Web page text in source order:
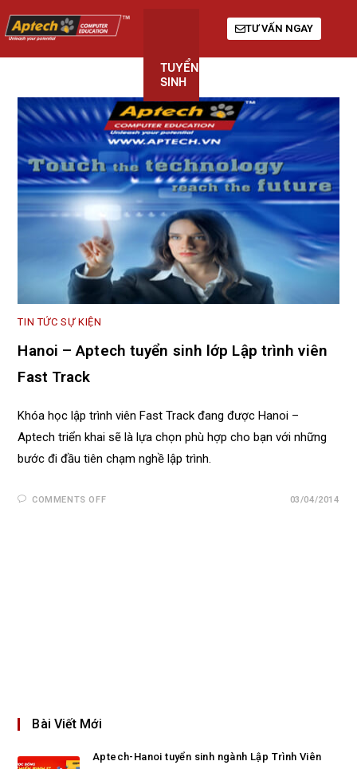
TUYỂN
SINH
TƯ VẤN NGAY
TIN TỨC SỰ KIỆN
Hanoi – Aptech tuyển sinh lớp Lập trình viên
Fast Track
Khóa học lập trình viên Fast Track đang được Hanoi –
Aptech triển khai sẽ là lựa chọn phù hợp cho bạn với những
bước đi đầu tiên chạm nghề lập trình.
COMMENTS OFF 03/04/2014
Bài Viết Mới
Aptech-Hanoi tuyển sinh ngành Lập Trình Viên